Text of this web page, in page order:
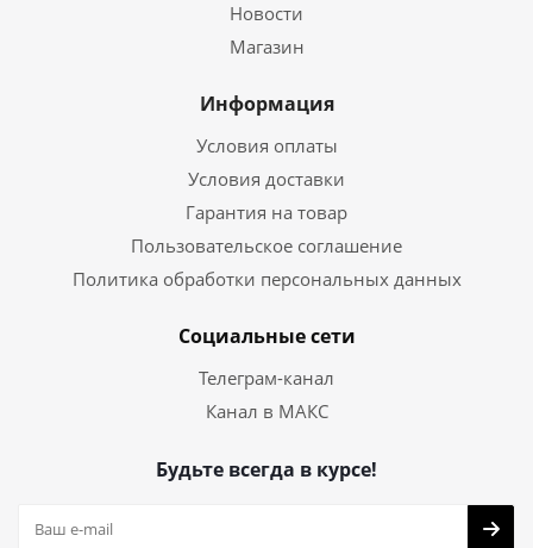
Новости
Магазин
Информация
Условия оплаты
Условия доставки
Гарантия на товар
Пользовательское соглашение
Политика обработки персональных данных
Социальные сети
Телеграм-канал
Канал в МАКС
Будьте всегда в курсе!